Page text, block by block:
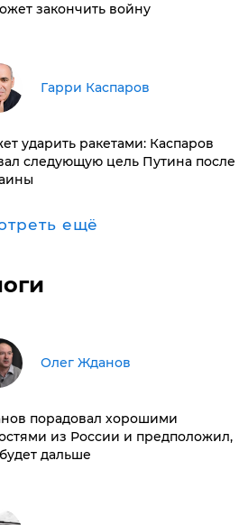
закончить войну
Гарри Каспаров
ударить ракетами: Каспаров
следующую цель Путина после
ещё
Олег Жданов
порадовал хорошими
из России и предположил,
дальше